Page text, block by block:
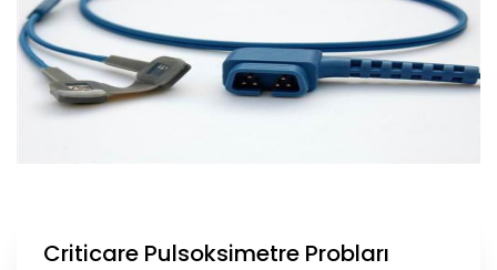
Criticare Pulsoksimetre Probları